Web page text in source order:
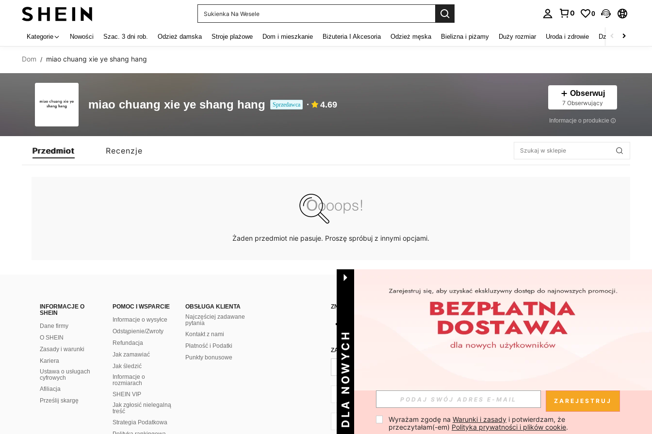
Sukienka Na Wesele
0 0
Kategorie Nowości Szac. 3 dni rob. Odzież damska Stroje plażowe Dom i mieszkanie Biżuteria I Akcesoria Odzież męska Bielizna i piżamy Duży rozmiar Uroda i zdrowie Dzieci
Dom / miao chuang xie ye shang hang
miao chuang xie ye shang hang Sprzedawca 4.69
Obserwuj
7 Obserwujący
Informacje o produkcie
Przedmiot Recenzje
Żaden przedmiot nie pasuje. Proszę spróbuj z innymi opcjami.
INFORMACJE O
SHEIN
Dane firmy
O SHEIN
Zasady i warunki
Kariera
Ustawa o usługach
cyfrowych
Afiliacja
Prześlij skargę
POMOC I WSPARCIE
Informacje o wysyłce
Odstąpienie/Zwroty
Refundacja
Jak zamawiać
Jak śledzić
Informacje o
rozmiarach
SHEIN VIP
Jak zgłosić nielegalną
treść
Strategia Podatkowa
OBSŁUGA KLIENTA
Najczęściej zadawane
pytania
Kontakt z nami
Płatność i Podatki
Punkty bonusowe
ZNAJDŹ NAS NA APLIKACJA
ZAPISZ SIĘ PO CODZIENNĄ DAWKĘ SHEIN
PL + 48
PL + 48
DLA NOWYCH ZAREJESTRUJ
Wyrażam zgodę na Warunki i zasady i potwierdzam, że
przeczytałam(-em) Polityka prywatności i plików cookie.